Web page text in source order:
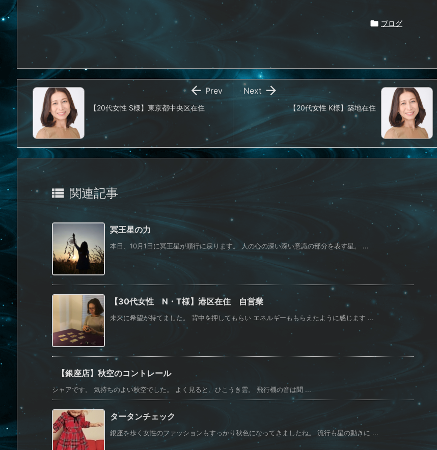
 ブログ
【20代女性 K様】築地在住

Next
【20代女性 S様】東京都中央区在住
 Prev
 関連記事
冥王星の力
本日、10月1日に冥王星が順行に戻ります。 人の心の深い深い意識の部分を表す星。 ...
【30代女性 N・T様】港区在住 自営業
未来に希望が持てました。 背中を押してもらい エネルギーももらえたように感じます ...
【銀座店】秋空のコントレール
シャアです。 気持ちのよい秋空でした。 よく見ると、ひこうき雲。 飛行機の音は聞 ...
タータンチェック
銀座を歩く女性のファッションもすっかり秋色になってきましたね。 流行も星の動きに ...